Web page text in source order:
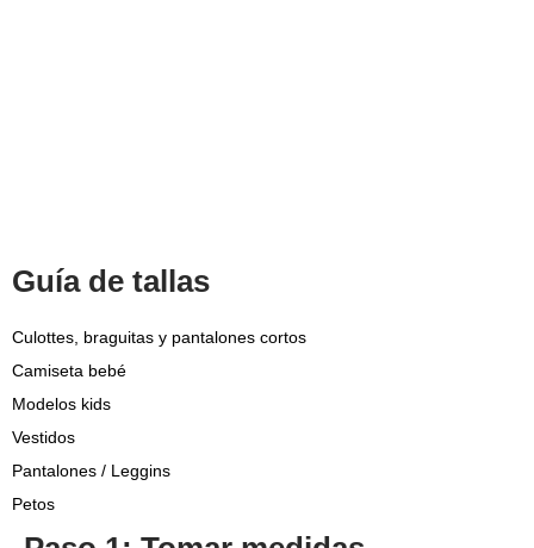
Guía de tallas
Culottes, braguitas y pantalones cortos
Camiseta bebé
Modelos kids
Vestidos
Pantalones / Leggins
Petos